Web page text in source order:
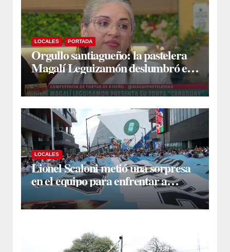
LOCALES PORTADA
Orgullo santiagueño: la pastelera
Magalí Leguizamón deslumbró en
Canal 13 con su torta “Caraguay” y
ganó la competencia
LOCALES
Lionel Scaloni metió una sorpresa
en el equipo para enfrentar a
Inglaterra: Giuliano Simeone
reemplazará a Rodrigo De Paul